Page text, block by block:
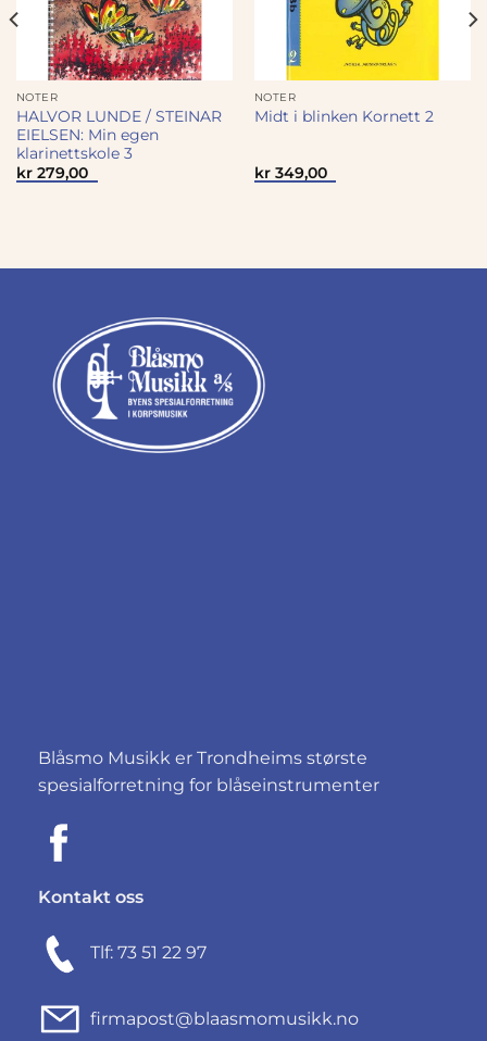
NOTER
HALVOR LUNDE / STEINAR
EIELSEN: Min egen
klarinettskole 3
kr279,00
NOTER
Midt i blinken Kornett 2
kr349,00
Blåsmo Musikk er Trondheims største
spesialforretning for blåseinstrumenter
Kontakt oss
Tlf: 73 51 22 97
firmapost@blaasmomusikk.no